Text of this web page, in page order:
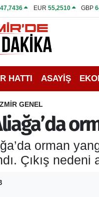
47,7436 EUR 55,2510 GBP
HATTI ASAYİŞ
GENEL
orman
Çıkış nedeni